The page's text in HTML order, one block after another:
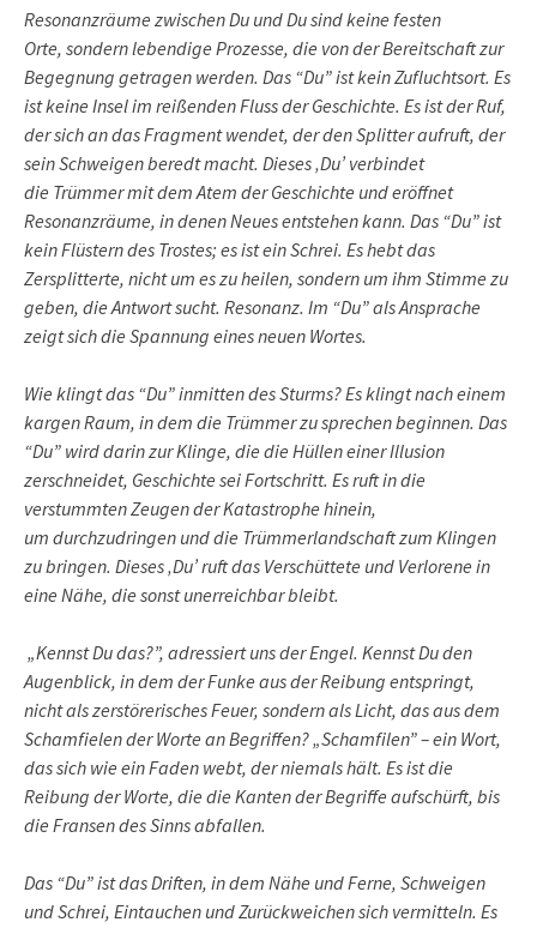
Resonanzräume zwischen Du und Du sind keine festen
Orte, sondern lebendige Prozesse, die von der Bereitschaft zur
Begegnung getragen werden. Das “Du” ist kein Zufluchtsort. Es
ist keine Insel im reißenden Fluss der Geschichte. Es ist der Ruf,
der sich an das Fragment wendet, der den Splitter aufruft, der
sein Schweigen beredt macht. Dieses ‚Du’ verbindet
die Trümmer mit dem Atem der Geschichte und eröffnet
Resonanzräume, in denen Neues entstehen kann. Das “Du” ist
kein Flüstern des Trostes; es ist ein Schrei. Es hebt das
Zersplitterte, nicht um es zu heilen, sondern um ihm Stimme zu
geben, die Antwort sucht. Resonanz. Im “Du” als Ansprache
zeigt sich die Spannung eines neuen Wortes.
Wie klingt das “Du” inmitten des Sturms? Es klingt nach einem
kargen Raum, in dem die Trümmer zu sprechen beginnen. Das
“Du” wird darin zur Klinge, die die Hüllen einer Illusion
zerschneidet, Geschichte sei Fortschritt. Es ruft in die
verstummten Zeugen der Katastrophe hinein,
um durchzudringen und die Trümmerlandschaft zum Klingen
zu bringen. Dieses ‚Du’ ruft das Verschüttete und Verlorene in
eine Nähe, die sonst unerreichbar bleibt.
„Kennst Du das?”, adressiert uns der Engel. Kennst Du den
Augenblick, in dem der Funke aus der Reibung entspringt,
nicht als zerstörerisches Feuer, sondern als Licht, das aus dem
Schamfielen der Worte an Begriffen? „Schamfilen” – ein Wort,
das sich wie ein Faden webt, der niemals hält. Es ist die
Reibung der Worte, die die Kanten der Begriffe aufschürft, bis
die Fransen des Sinns abfallen.
Das “Du” ist das Driften, in dem Nähe und Ferne, Schweigen
und Schrei, Eintauchen und Zurückweichen sich vermitteln. Es